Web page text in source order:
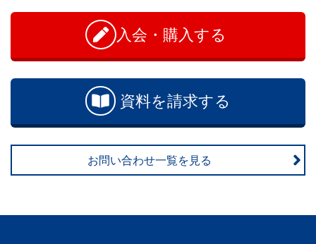
差
つ
ン
入会・購入する
資料を請求する
お問い合わせ一覧を見る